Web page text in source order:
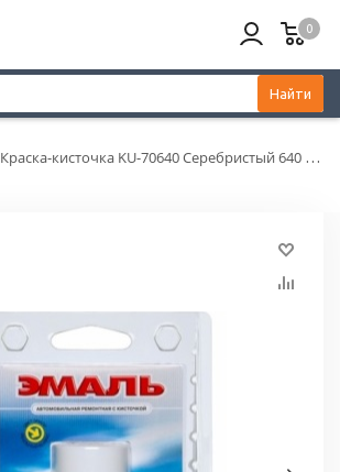
0
Найти
Краска-кисточка KU-70640 Серебристый 640 с кисточкой (15мл)